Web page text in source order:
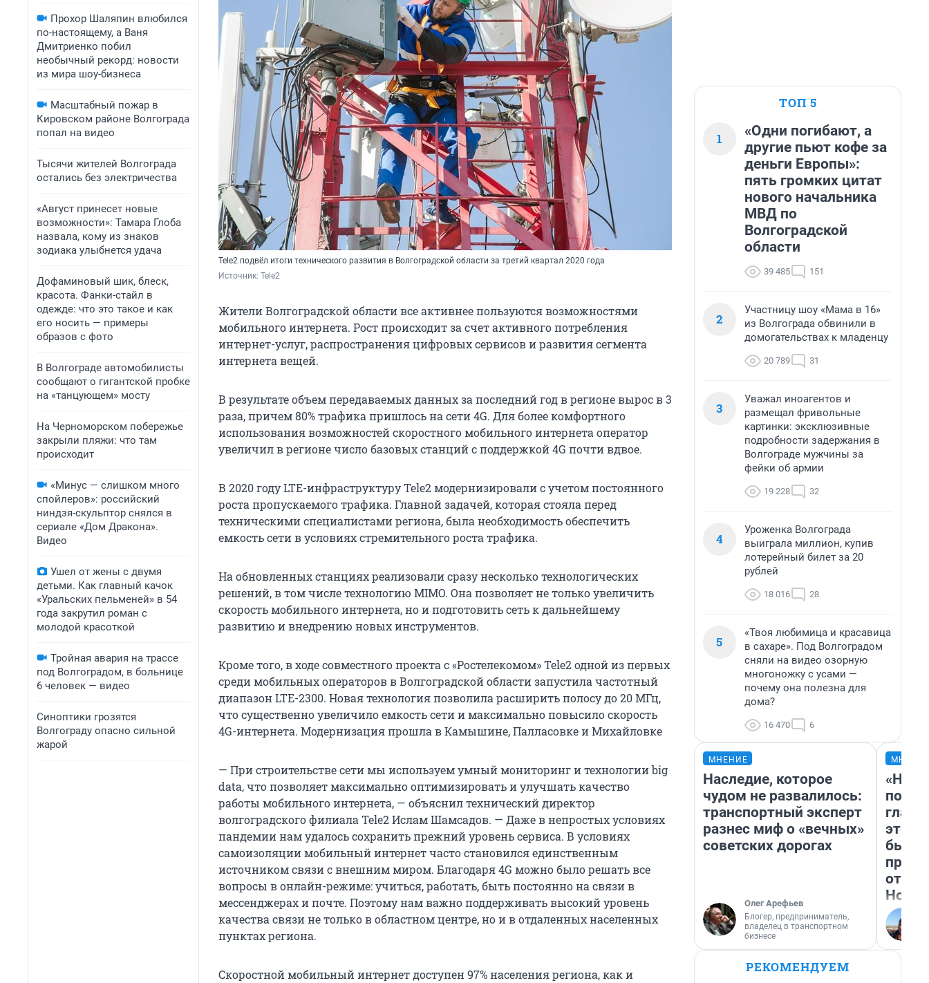
Прохор Шаляпин влюбился
по-настоящему, а Ваня
Дмитриенко побил
необычный рекорд: новости
из мира шоу-бизнеса
Масштабный пожар в
Кировском районе Волгограда
попал на видео
Тысячи жителей Волгограда
остались без электричества
«Август принесет новые
возможности»: Тамара Глоба
назвала, кому из знаков
зодиака улыбнется удача
Дофаминовый шик, блеск,
красота. Фанки-стайл в
одежде: что это такое и как
его носить — примеры
образов с фото
В Волгограде автомобилисты
сообщают о гигантской пробке
на «танцующем» мосту
На Черноморском побережье
закрыли пляжи: что там
происходит
«Минус — слишком много
спойлеров»: российский
ниндзя-скульптор снялся в
сериале «Дом Дракона».
Видео
Ушел от жены с двумя
детьми. Как главный качок
«Уральских пельменей» в 54
года закрутил роман с
молодой красоткой
Тройная авария на трассе
под Волгоградом, в больнице
6 человек — видео
Синоптики грозятся
Волгограду опасно сильной
жарой
Tele2 подвёл итоги технического развития в Волгоградской области за третий квартал 2020 года
Источник: Tele2
Жители Волгоградской области все активнее пользуются возможностями
мобильного интернета. Рост происходит за счет активного потребления
интернет-услуг, распространения цифровых сервисов и развития сегмента
интернета вещей.
В результате объем передаваемых данных за последний год в регионе вырос в 3
раза, причем 80% трафика пришлось на сети 4G. Для более комфортного
использования возможностей скоростного мобильного интернета оператор
увеличил в регионе число базовых станций с поддержкой 4G почти вдвое.
В 2020 году LTE-инфраструктуру Tele2 модернизировали с учетом постоянного
роста пропускаемого трафика. Главной задачей, которая стояла перед
техническими специалистами региона, была необходимость обеспечить
емкость сети в условиях стремительного роста трафика.
На обновленных станциях реализовали сразу несколько технологических
решений, в том числе технологию MIMO. Она позволяет не только увеличить
скорость мобильного интернета, но и подготовить сеть к дальнейшему
развитию и внедрению новых инструментов.
Кроме того, в ходе совместного проекта с «Ростелекомом» Tele2 одной из первых
среди мобильных операторов в Волгоградской области запустила частотный
диапазон LTE-2300. Новая технология позволила расширить полосу до 20 МГц,
что существенно увеличило емкость сети и максимально повысило скорость
4G-интернета. Модернизация прошла в Камышине, Палласовке и Михайловке
— При строительстве сети мы используем умный мониторинг и технологии big
data, что позволяет максимально оптимизировать и улучшать качество
работы мобильного интернета, — объяснил технический директор
волгоградского филиала Tele2 Ислам Шамсадов. — Даже в непростых условиях
пандемии нам удалось сохранить прежний уровень сервиса. В условиях
самоизоляции мобильный интернет часто становился единственным
источником связи с внешним миром. Благодаря 4G можно было решать все
вопросы в онлайн-режиме: учиться, работать, быть постоянно на связи в
мессенджерах и почте. Поэтому нам важно поддерживать высокий уровень
качества связи не только в областном центре, но и в отдаленных населенных
пунктах региона.
Скоростной мобильный интернет доступен 97% населения региона, как и
ТОП 5
1
«Одни погибают, а
другие пьют кофе за
деньги Европы»:
пять громких цитат
нового начальника
МВД по
Волгоградской
области
39 485 151
2
Участницу шоу «Мама в 16»
из Волгограда обвинили в
домогательствах к младенцу
20 789 31
3
Уважал иноагентов и
размещал фривольные
картинки: эксклюзивные
подробности задержания в
Волгограде мужчины за
фейки об армии
19 228 32
4
Уроженка Волгограда
выиграла миллион, купив
лотерейный билет за 20
рублей
18 016 28
5
«Твоя любимица и красавица
в сахаре». Под Волгоградом
сняли на видео озорную
многоножку с усами —
почему она полезна для
дома?
16 470 6
МНЕНИЕ
Наследие, которое
чудом не развалилось:
транспортный эксперт
разнес миф о «вечных»
советских дорогах
Олег Арефьев
Блогер, предприниматель,
владелец в транспортном
бизнесе
этого
бьет
РЕКОМЕНДУЕМ